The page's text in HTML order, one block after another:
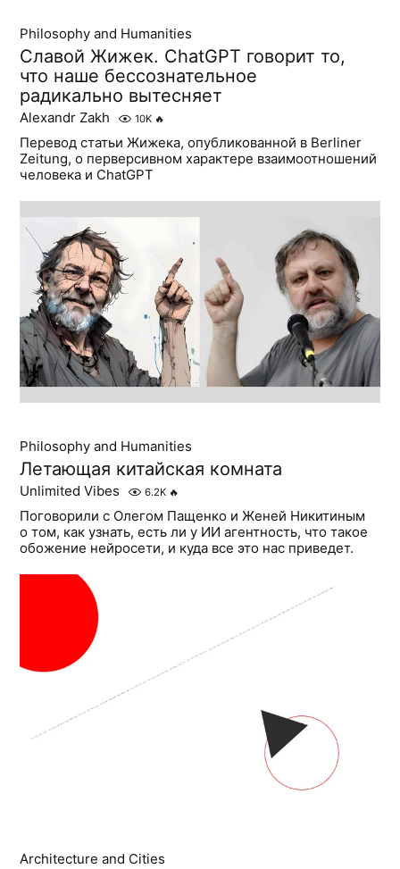
Philosophy and Humanities
Славой Жижек. ChatGPT говорит то,
что наше бессознательное
радикально вытесняет
Alexandr Zakh 10K 🔥
Перевод статьи Жижека, опубликованной в Berliner
Zeitung, о перверсивном характере взаимоотношений
человека и ChatGPT
Philosophy and Humanities
Летающая китайская комната
Unlimited Vibes 6.2K 🔥
Поговорили с Олегом Пащенко и Женей Никитиным
о том, как узнать, есть ли у ИИ агентность, что такое
обожение нейросети, и куда все это нас приведет.
Architecture and Cities